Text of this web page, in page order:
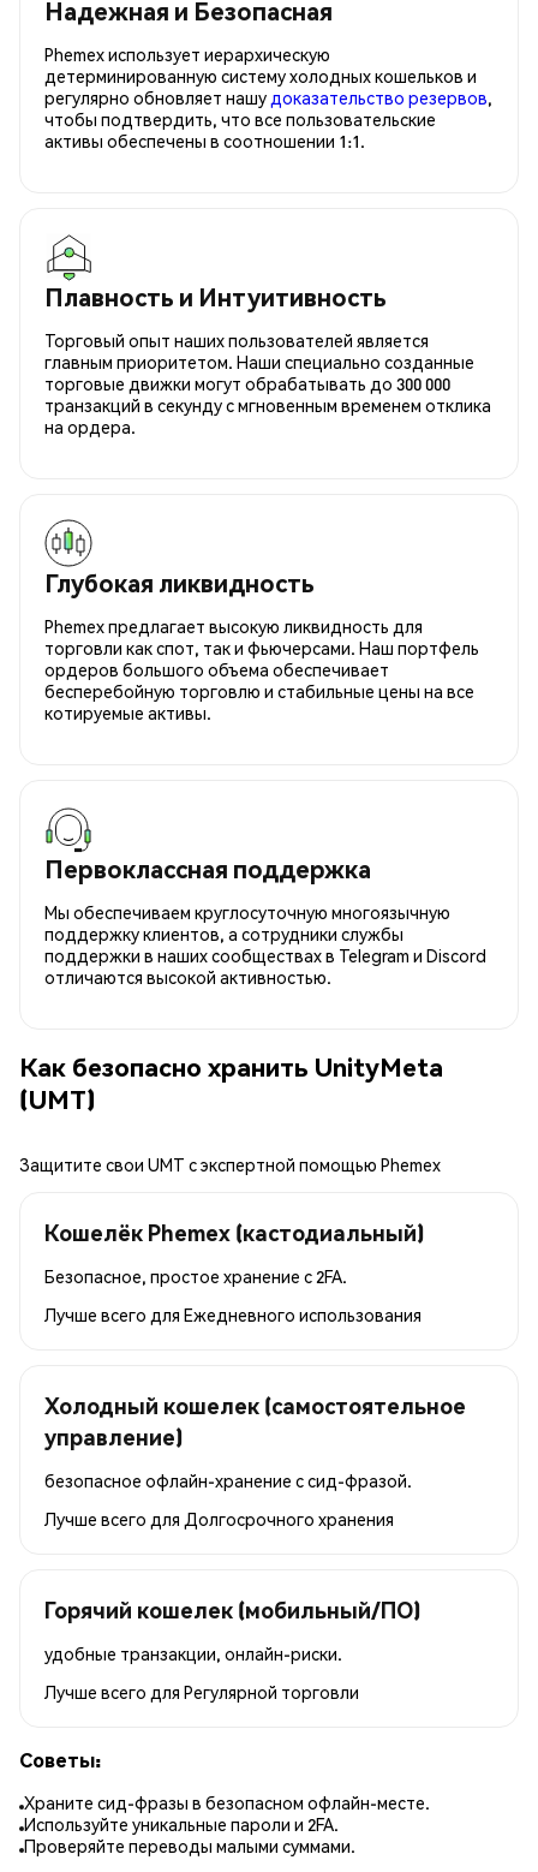
Надежная и Безопасная
Phemex использует иерархическую
детерминированную систему холодных кошельков и
регулярно обновляет нашу доказательство резервов,
чтобы подтвердить, что все пользовательские
активы обеспечены в соотношении 1:1.
Плавность и Интуитивность
Торговый опыт наших пользователей является
главным приоритетом. Наши специально созданные
торговые движки могут обрабатывать до 300 000
транзакций в секунду с мгновенным временем отклика
на ордера.
Глубокая ликвидность
Phemex предлагает высокую ликвидность для
торговли как спот, так и фьючерсами. Наш портфель
ордеров большого объема обеспечивает
бесперебойную торговлю и стабильные цены на все
котируемые активы.
Первоклассная поддержка
Мы обеспечиваем круглосуточную многоязычную
поддержку клиентов, а сотрудники службы
поддержки в наших сообществах в Telegram и Discord
отличаются высокой активностью.
Как безопасно хранить UnityMeta
(UMT)
Защитите свои UMT с экспертной помощью Phemex
Кошелёк Phemex (кастодиальный)
Безопасное, простое хранение с 2FA.
Лучше всего для Ежедневного использования
Холодный кошелек (самостоятельное
управление)
безопасное офлайн-хранение с сид-фразой.
Лучше всего для Долгосрочного хранения
Горячий кошелек (мобильный/ПО)
удобные транзакции, онлайн-риски.
Лучше всего для Регулярной торговли
Советы:
Храните сид-фразы в безопасном офлайн-месте.
Используйте уникальные пароли и 2FA.
Проверяйте переводы малыми суммами.